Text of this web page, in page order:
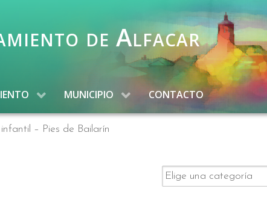
de Alfacar
MUNICIPIO CONTACTO
– Pies de Bailarín